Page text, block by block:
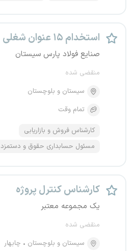
استخدام ۱۵ عنوان شغلی
صنایع فولاد پارس سیستان
منقضی شده
سیستان و بلوچستان
تمام وقت
کارشناس فروش و بازاریابی
مسئول حسابداری حقوق و دستمزد
کارشناس کنترل پروژه
یک مجموعه معتبر
منقضی شده
سیستان و بلوچستان
چابهار